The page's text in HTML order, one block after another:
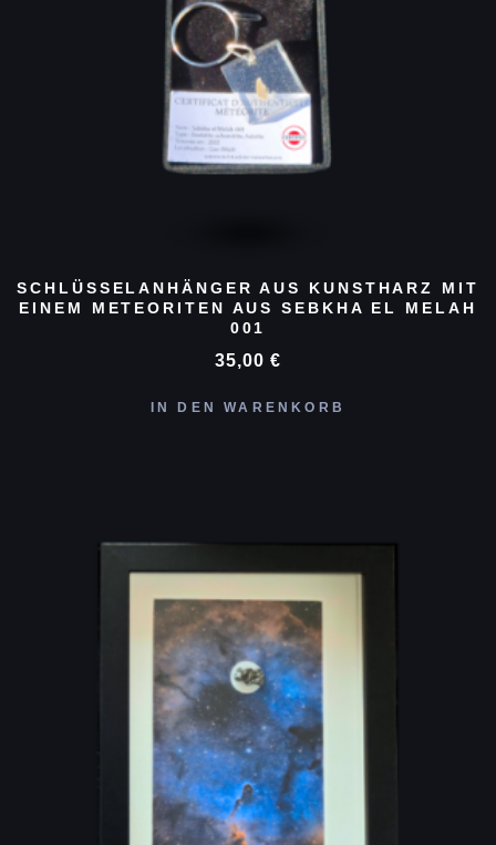
SCHLÜSSELANHÄNGER AUS KUNSTHARZ MIT
EINEM METEORITEN AUS SEBKHA EL MELAH
001
35,00 €
IN DEN WARENKORB